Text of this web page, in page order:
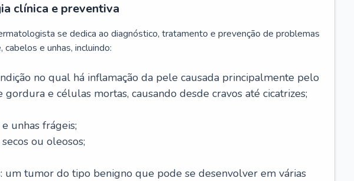
clínica e preventiva
se dedica ao diagnóstico, tratamento e prevenção de problemas
e unhas, incluindo:
no qual há inflamação da pele causada principalmente pelo
e células mortas, causando desde cravos até cicatrizes;
unhas frágeis;
ou oleosos;
um tumor do tipo benigno que pode se desenvolver em várias